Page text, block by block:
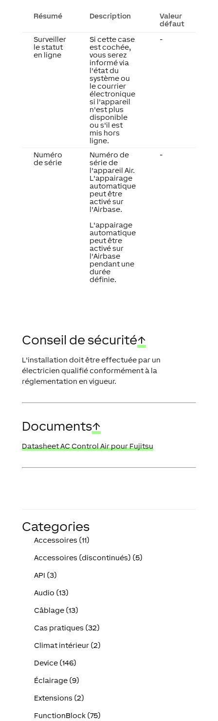
Résumé Description
Valeur
défaut
Surveiller
le statut
en ligne
Si cette case
est cochée,
vous serez
informé via
l'état du
système ou
le courrier
électronique
si l'appareil
n'est plus
disponible
ou s'il est
mis hors
ligne.
-
Numéro
de série
Numéro de
série de
l'appareil Air.
L'appairage
automatique
peut être
activé sur
l'Airbase.
L'appairage
automatique
peut être
activé sur
l'Airbase
pendant une
durée
définie.
-
Conseil de sécurité↑
L'installation doit être effectuée par un
électricien qualifié conformément à la
réglementation en vigueur.
Documents↑
Datasheet AC Control Air pour Fujitsu
Categories
Accessoires (11)
Accessoires (discontinués) (5)
API (3)
Audio (13)
Câblage (13)
Cas pratiques (32)
Climat intérieur (2)
Device (146)
Éclairage (9)
Extensions (2)
FunctionBlock (75)